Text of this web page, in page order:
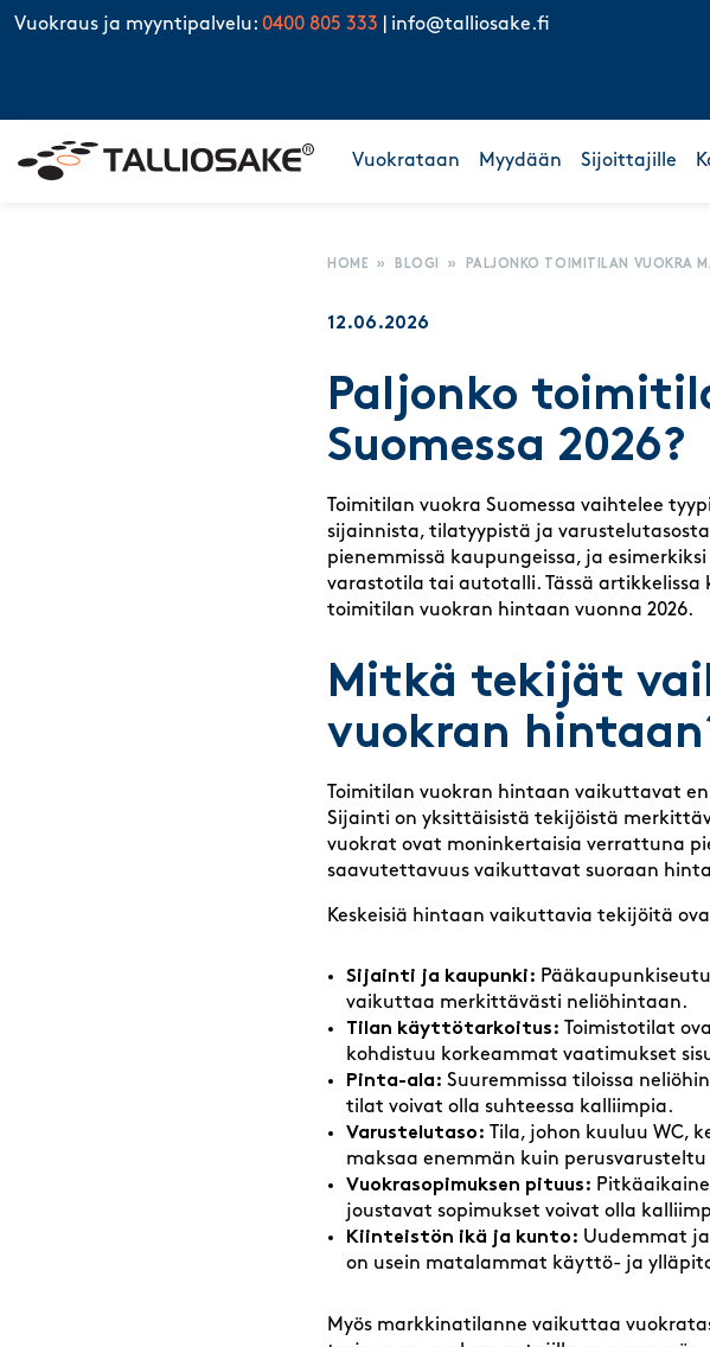
Skip to content
Vuokraus ja myyntipalvelu: 0400 805 333 info@talliosake.fi
Vuokrataan Myydään Sijoittajille
HOME » BLOGI » PALJONKO TOIMITILAN VUOKRA
12.06.2026
Paljonko
Suomessa 2026?
Toimitilan vuokra Suomessa vaihtelee
sijainnista, tilatyypistä ja
pienemmissä kaupungeissa, ja
varastotila tai autotalli. Tässä
toimitilan vuokran hintaan vuonna 2026.
Mitkä tekijät
vuokran
Toimitilan vuokran hintaan vaikuttavat
Sijainti on yksittäisistä tekijöistä
vuokrat ovat moninkertaisia verrattuna
saavutettavuus vaikuttavat suoraan
Keskeisiä hintaan vaikuttavia tekijöitä
Sijainti ja kaupunki:
vaikuttaa merkittävästi neliöhintaan.
Tilan käyttötarkoitus: Toimistotilat
kohdistuu korkeammat vaatimukset
Pinta-ala: Suuremmissa tiloissa
tilat voivat olla suhteessa kalliimpia.
Varustelutaso: Tila, johon kuuluu WC,
maksaa enemmän kuin perusvarusteltu
Vuokrasopimuksen pituus:
joustavat sopimukset voivat olla
Kiinteistön ikä ja kunto: Uudemmat
on usein matalammat käyttö- ja
Myös markkinatilanne vaikuttaa